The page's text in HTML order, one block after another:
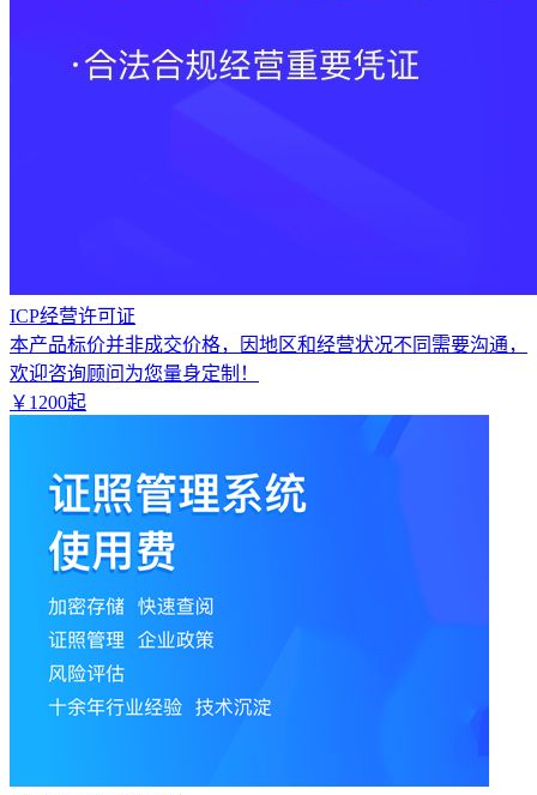
ICP经营许可证
本产品标价并非成交价格，因地区和经营状况不同需要沟通，
欢迎咨询顾问为您量身定制！
￥ 1200起